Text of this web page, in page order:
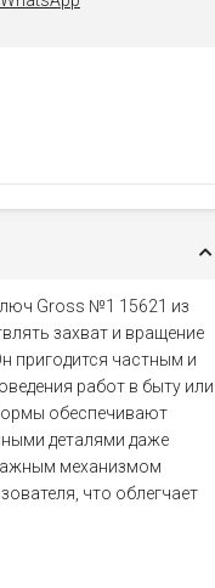
Gross №1 15621 из
захват и вращение
пригодится частным и
работ в быту или
обеспечивают
деталями даже
механизмом
что облегчает